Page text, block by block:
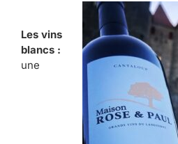
Les vins
blancs :
une